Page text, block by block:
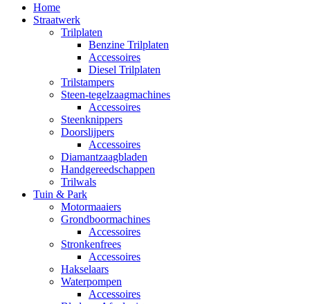
Home
Straatwerk
Trilplaten
Benzine Trilplaten
Accessoires
Diesel Trilplaten
Trilstampers
Steen-tegelzaagmachines
Accessoires
Steenknippers
Doorslijpers
Accessoires
Diamantzaagbladen
Handgereedschappen
Trilwals
Tuin & Park
Motormaaiers
Grondboormachines
Accessoires
Stronkenfrees
Accessoires
Hakselaars
Waterpompen
Accessoires